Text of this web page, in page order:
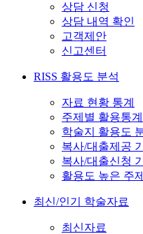
상담 신청
상담 내역 확인
고객제안
신고센터
RISS 활용도 분석
자료 현황 통계
주제별 활용통
학술지 활용도
복사/대출제공
복사/대출신청
활용도 높은 주제
최신/인기 학술자료
최신자료